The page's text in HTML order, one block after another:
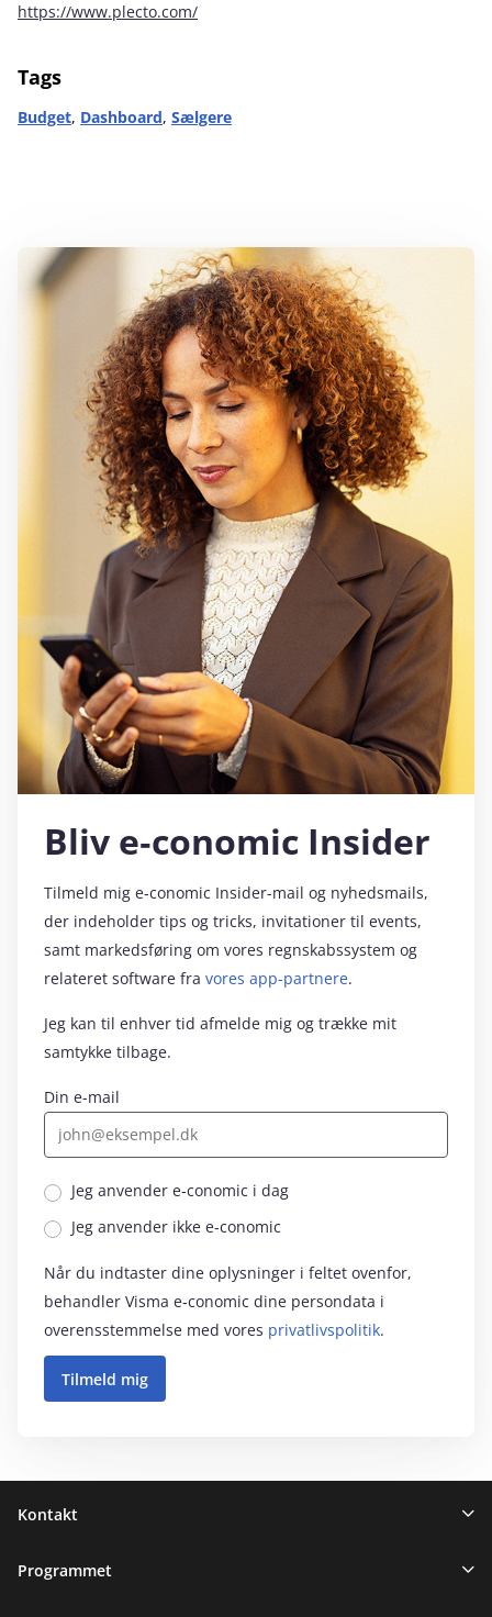
https://www.plecto.com/
Tags
Budget, Dashboard, Sælgere
Bliv e‑conomic Insider
Tilmeld mig e‑conomic Insider-mail og nyhedsmails,
der indeholder tips og tricks, invitationer til events,
samt markedsføring om vores regnskabssystem og
relateret software fra vores app-partnere.
Jeg kan til enhver tid afmelde mig og trække mit
samtykke tilbage.
Din e-mail
Jeg anvender e‑conomic i dag
Jeg anvender ikke e‑conomic
Når du indtaster dine oplysninger i feltet ovenfor,
behandler Visma e‑conomic dine persondata i
overensstemmelse med vores privatlivspolitik.
Sidefod
Kontakt
Programmet